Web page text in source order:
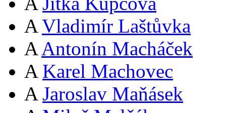
A Vladimír Laštůvka
A Antonín Macháček
A Karel Machovec
A Jaroslav Maňásek